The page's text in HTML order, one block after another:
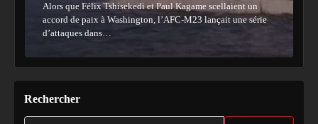
Alors que Félix Tshisekedi et Paul Kagame scellaient un
accord de paix à Washington, l’AFC-M23 lançait une série
d’attaques dans…
Rechercher